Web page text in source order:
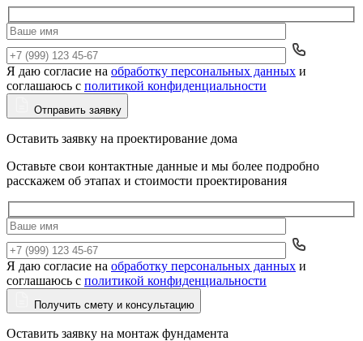
Да
Я даю согласие на обработку персональных данных и
соглашаюсь с политикой конфиденциальности
Отправить заявку
Оставить заявку на проектирование дома
Оставьте свои контактные данные и мы более подробно
расскажем об этапах и стоимости проектирования
Да
Я даю согласие на обработку персональных данных и
соглашаюсь с политикой конфиденциальности
Получить смету и консультацию
Оставить заявку на монтаж фундамента